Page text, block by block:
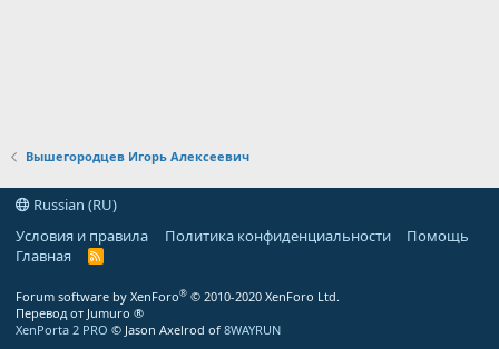
Вышегородцев Игорь Алексеевич
Russian (RU)
Условия и правила
Политика конфиденциальности
Помощь
Главная
R
Forum software by XenForo® © 2010-2020 XenForo Ltd.
Перевод от Jumuro ®
XenPorta 2 PRO © Jason Axelrod of 8WAYRUN